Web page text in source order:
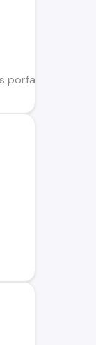
porfavor. Hablar